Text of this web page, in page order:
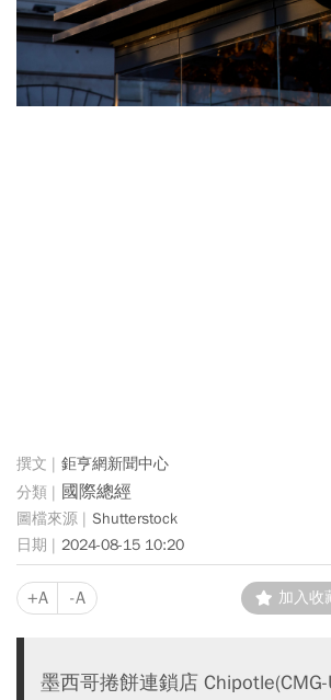
鉅亨網新聞中心
國際總經
Shutterstock
2024-08-15 10:20
+A -A 加入收
墨西哥捲餅連鎖店